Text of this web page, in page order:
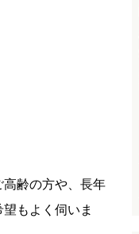
齢の方や、長年
もよく伺いま